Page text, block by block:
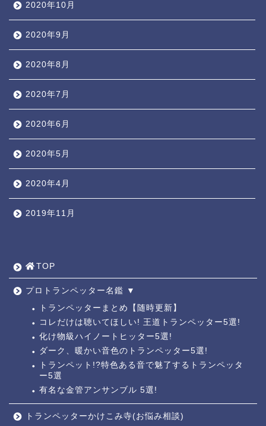
2020年10月
2020年9月
2020年8月
2020年7月
2020年6月
2020年5月
2020年4月
2019年11月
TOP
プロトランペッター名鑑 ▼
トランペッターまとめ【随時更新】
コレだけは聴いてほしい! 王道トランペッター5選!
化け物級ハイノートヒッター5選!
ダーク、暖かい音色のトランペッター5選!
トランペット!?特色ある音で魅了するトランペッタ
ー5選
有名な金管アンサンブル 5選!
トランペッターかけこみ寺(お悩み相談)
トランペッター名鑑 ┫
トランペットの練習法 ┫
お悩み相談回答┛